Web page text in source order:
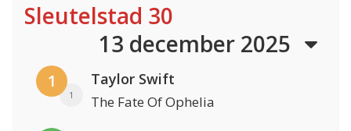
Sleutelstad 30
13 december 2025
1
1
Taylor Swift
The Fate Of Ophelia